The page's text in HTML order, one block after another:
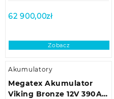
62 900,00zł
Zobacz
Akumulatory
Megatex Akumulator
Viking Bronze 12V 390A